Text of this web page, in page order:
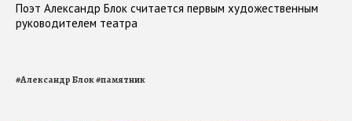
Поэт Александр Блок считается первым художественным
руководителем театра
#Александр Блок#памятник